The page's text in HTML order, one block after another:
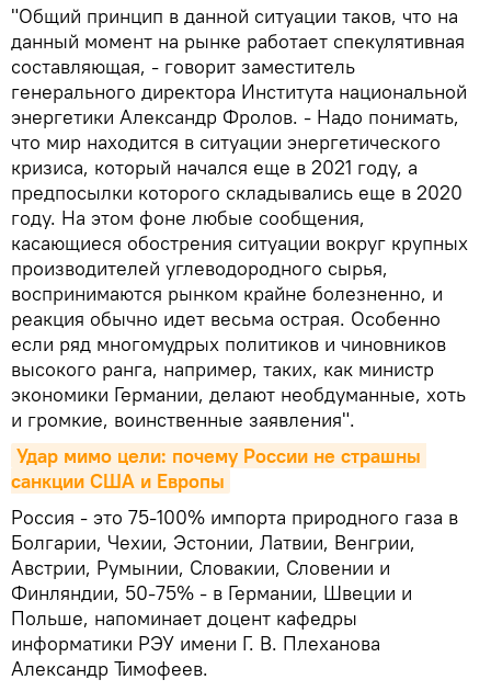
"Общий принцип в данной ситуации таков, что на
данный момент на рынке работает спекулятивная
составляющая, - говорит заместитель
генерального директора Института национальной
энергетики Александр Фролов. - Надо понимать,
что мир находится в ситуации энергетического
кризиса, который начался еще в 2021 году, а
предпосылки которого складывались еще в 2020
году. На этом фоне любые сообщения,
касающиеся обострения ситуации вокруг крупных
производителей углеводородного сырья,
воспринимаются рынком крайне болезненно, и
реакция обычно идет весьма острая. Особенно
если ряд многомудрых политиков и чиновников
высокого ранга, например, таких, как министр
экономики Германии, делают необдуманные, хоть
и громкие, воинственные заявления".
Удар мимо цели: почему России не страшны
санкции США и Европы
Россия - это 75-100% импорта природного газа в
Болгарии, Чехии, Эстонии, Латвии, Венгрии,
Австрии, Румынии, Словакии, Словении и
Финляндии, 50-75% - в Германии, Швеции и
Польше, напоминает доцент кафедры
информатики РЭУ имени Г. В. Плеханова
Александр Тимофеев.